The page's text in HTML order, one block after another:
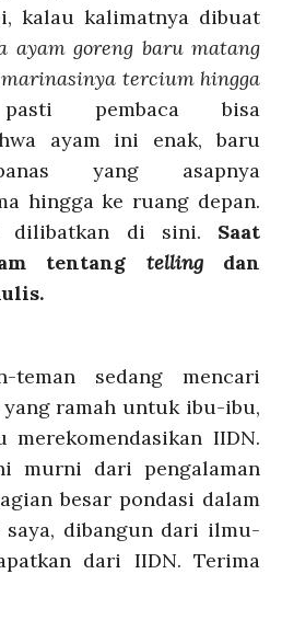
kalau kalimatnya dibuat
ayam goreng baru matang
tercium hingga
pembaca bisa
ayam ini enak, baru
yang asapnya
hingga ke ruang depan.
dilibatkan di sini. Saat
tentang telling dan
teman sedang mencari
ramah untuk ibu-ibu,
merekomendasikan IIDN.
murni dari pengalaman
besar pondasi dalam
dibangun dari ilmu-
dari IIDN. Terima